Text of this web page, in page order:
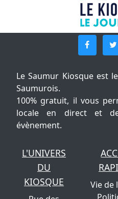
Le Saumur Kiosque est
Saumurois.
100% gratuit, il vous
locale en direct et
évènement.
L'UNIVERS
DU
KIOSQUE
Vie de